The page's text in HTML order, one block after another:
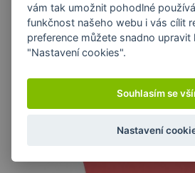
vám tak umožnit pohodlné
funkčnost našeho webu i vás cílit
preference můžete snadno upravit
"Nastavení cookies".
Souhlasím se
Nastavení